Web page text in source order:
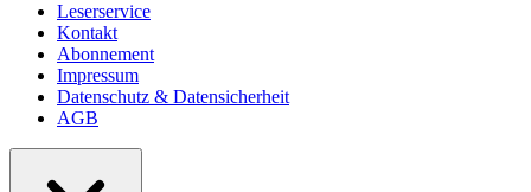
Leserservice
Kontakt
Abonnement
Impressum
Datenschutz & Datensicherheit
AGB